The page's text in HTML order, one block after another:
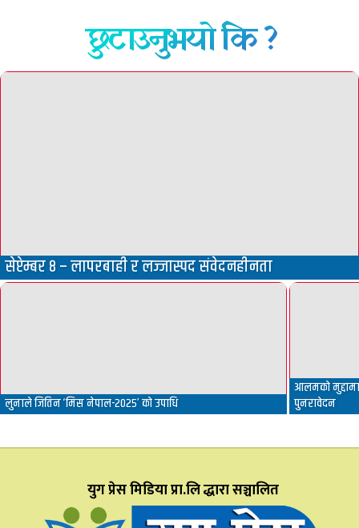
छुटाउनुभयो कि ?
सेप्टेम्बर ८ – लापरबाही र लज्जास्पद संवेदनहीनता
लुनाले जितिन ‘मिस नेपाल-२०२५’ को उपाधि
आलमको
पुनरावेदन
युग प्रेस मिडिया प्रा.लि द्धारा सञ्चालित